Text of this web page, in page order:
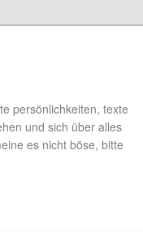
persönlichkeiten, texte
und sich über alles
es nicht böse, bitte